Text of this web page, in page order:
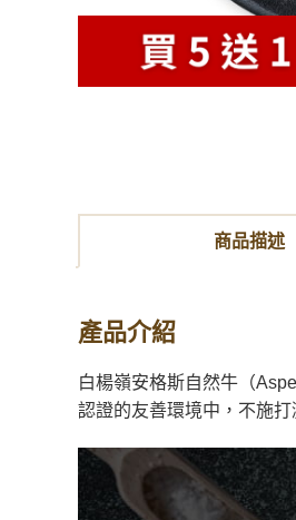
商品描述
產品介紹
白楊嶺安格斯自然牛（
認證的友善環境中，不施